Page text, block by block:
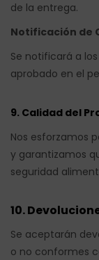
de la entrega.
Notificación de
Se notificará a
aprobado en el
9. Calidad del
Nos esforzamos
y garantizamos
seguridad
10.
Se aceptarán
o no conformes